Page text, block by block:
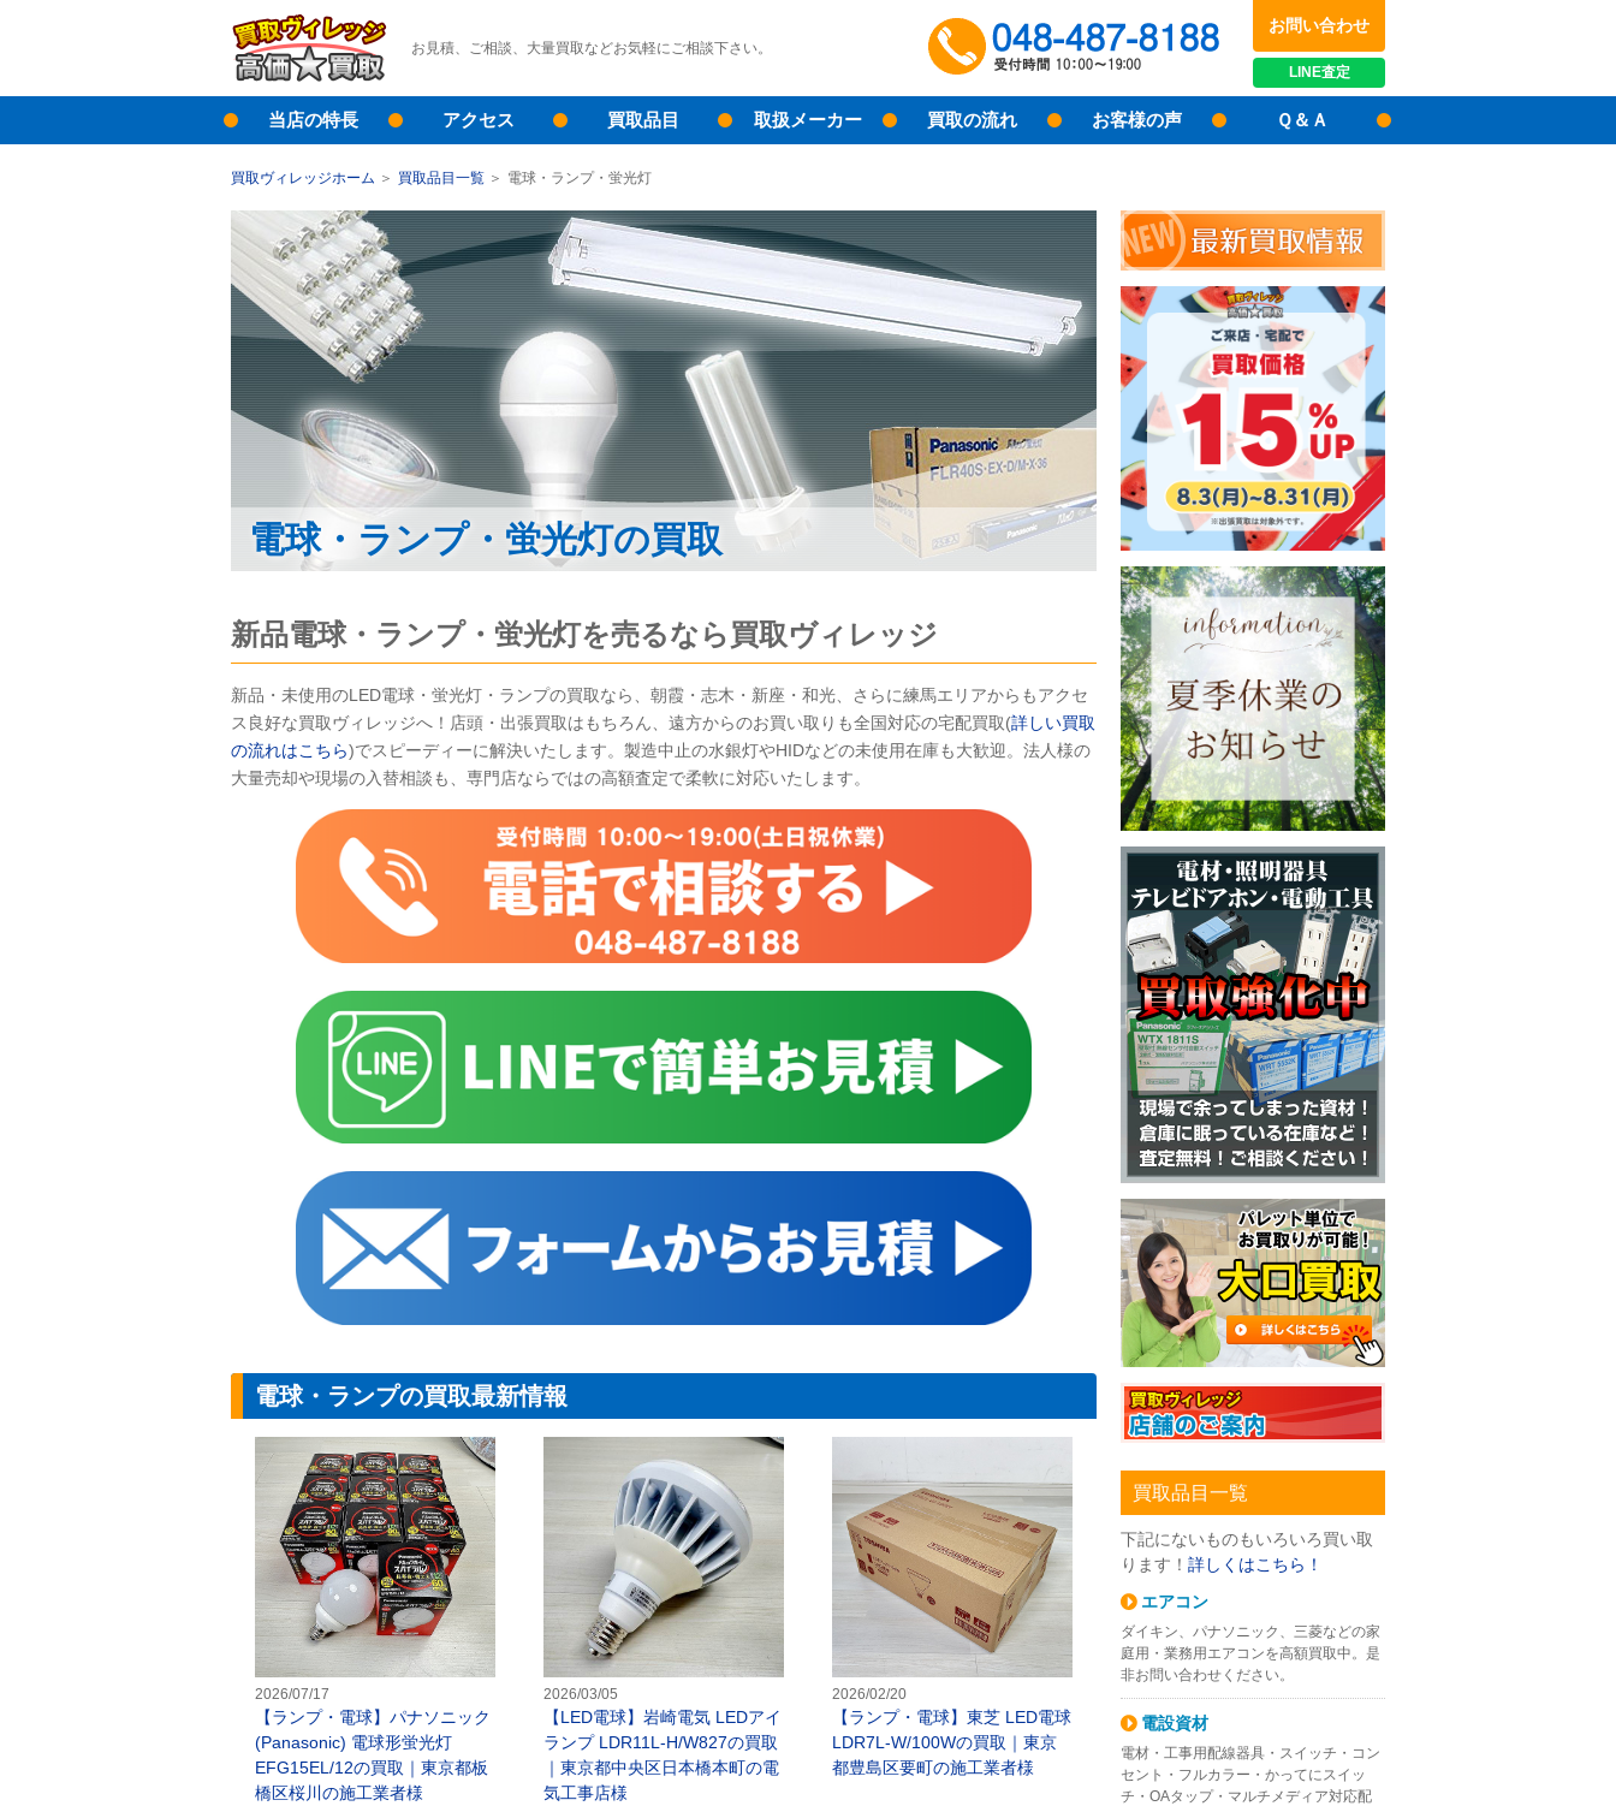
お見積、ご相談、大量買取などお気軽にご相談下さい。
LINE査定
048-487-8188受付時間：10:00～17:00
お問い合わせ
当店の特長 アクセス 買取品目 取扱メーカー 買取の流れ お客様の声 Ｑ＆Ａ
買取ヴィレッジホーム 買取品目一覧 電球・ランプ・蛍光灯
電球・ランプ・蛍光灯の買取
新品電球・ランプ・蛍光灯を売るなら買取ヴィレッジ
新品・未使用のLED電球・蛍光灯・ランプの買取なら、朝霞・志木・新座・和光、さらに練馬エリアからもアクセ
ス良好な買取ヴィレッジへ！店頭・出張買取はもちろん、遠方からのお買い取りも全国対応の宅配買取(詳しい買取
の流れはこちら)でスピーディーに解決いたします。製造中止の水銀灯やHIDなどの未使用在庫も大歓迎。法人様の
大量売却や現場の入替相談も、専門店ならではの高額査定で柔軟に対応いたします。
電球・ランプの買取最新情報
【ランプ・電球】パナソニック(Panasonic) 電球形蛍光灯 EFG15EL/12の買取｜東京都板橋区桜川の施工業者様
2026/07/17
【ランプ・電球】パナソニック
(Panasonic) 電球形蛍光灯
EFG15EL/12の買取｜東京都板
橋区桜川の施工業者様
【LED電球】岩崎電気 LEDアイランプ LDR11L-H/W827の買取｜東京都中央区日本橋本町の電気工事店様
2026/03/05
【LED電球】岩崎電気 LEDアイ
ランプ LDR11L-H/W827の買取
｜東京都中央区日本橋本町の電
気工事店様
【ランプ・電球】東芝 LED電球 LDR7L-W/100Wの買取｜東京都豊
2026/02/20
【ランプ・電球】東芝 LED電球
LDR7L-W/100Wの買取｜東京
都豊島区要町の施工業者様
買取品目一覧
下記にないものもいろいろ買い取
ります！ 詳しくはこちら！
エアコン
ダイキン、パナソニック、三菱などの家
庭用・業務用エアコンを高額買取中。是
非お問い合わせください。
電設資材
電材・工事用配線器具・スイッチ・コン
セント・フルカラー・かってにスイッ
チ・OAタップ・マルチメディア対応配